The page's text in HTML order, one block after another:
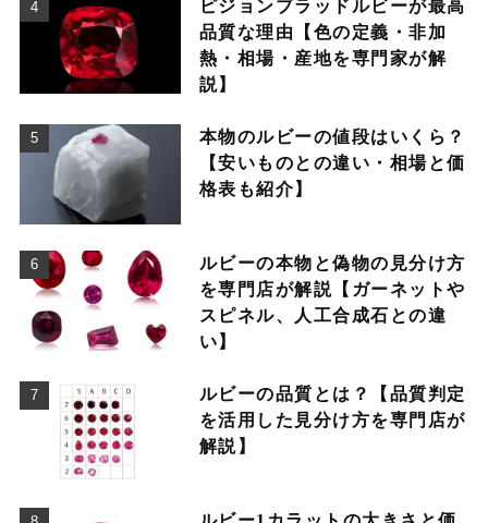
ピジョンブラッドルビーが最高
品質な理由【色の定義・非加
熱・相場・産地を専門家が解
説】
本物のルビーの値段はいくら？
【安いものとの違い・相場と価
格表も紹介】
ルビーの本物と偽物の見分け方
を専門店が解説【ガーネットや
スピネル、人工合成石との違
い】
ルビーの品質とは？【品質判定
を活用した見分け方を専門店が
解説】